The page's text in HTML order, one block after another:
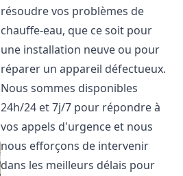
résoudre vos problèmes de
chauffe-eau, que ce soit pour
une installation neuve ou pour
réparer un appareil défectueux.
Nous sommes disponibles
24h/24 et 7j/7 pour répondre à
vos appels d'urgence et nous
nous efforçons de intervenir
dans les meilleurs délais pour